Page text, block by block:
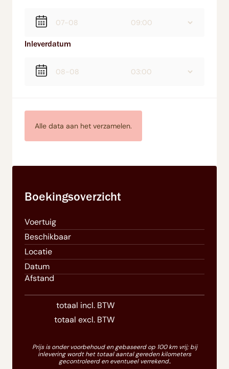
Inleverdatum
Alle data aan het verzamelen.
Boekingsoverzicht
Voertuig
Beschikbaar
Locatie
Datum
Afstand
totaal incl. BTW
totaal excl. BTW
Prijs is onder voorbehoud en gebaseerd op 100 km vrij; bij
inlevering wordt het totaal aantal gereden kilometers
gecontroleerd en eventueel verrekend..